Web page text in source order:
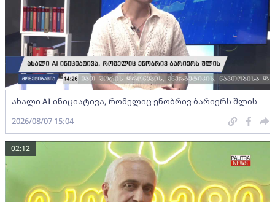
ახალი AI ინიციატივა, რომელიც ენობრივ ბარიერს შლის
2026/08/07 15:04
02:12